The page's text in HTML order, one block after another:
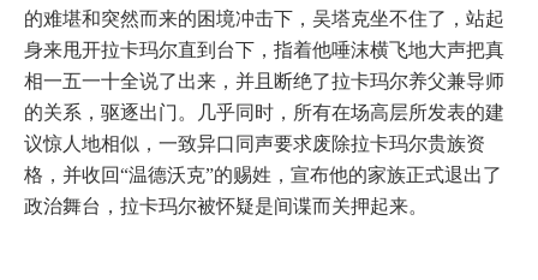
的难堪和突然而来的困境冲击下，吴塔克坐不住了，站起
身来甩开拉卡玛尔直到台下，指着他唾沫横飞地大声把真
相一五一十全说了出来，并且断绝了拉卡玛尔养父兼导师
的关系，驱逐出门。几乎同时，所有在场高层所发表的建
议惊人地相似，一致异口同声要求废除拉卡玛尔贵族资
格，并收回“温德沃克”的赐姓，宣布他的家族正式退出了
政治舞台，拉卡玛尔被怀疑是间谍而关押起来。